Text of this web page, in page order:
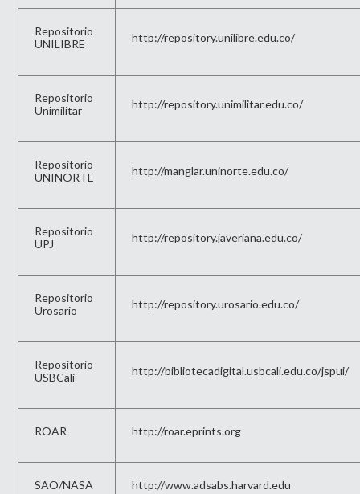
Repositorio
UNILIBRE
http://repository.unilibre.edu.co/
Repositorio
Unimilitar
http://repository.unimilitar.edu.co/
Repositorio
UNINORTE
http://manglar.uninorte.edu.co/
Repositorio
UPJ
http://repository.javeriana.edu.co/
Repositorio
Urosario
http://repository.urosario.edu.co/
Repositorio
USBCali
http://bibliotecadigital.usbcali.edu.co/jspui/
ROAR http://roar.eprints.org
SAO/NASA http://www.adsabs.harvard.edu